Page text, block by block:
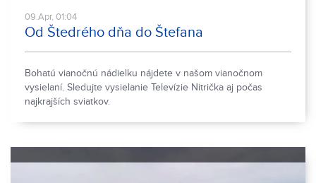
09.Apr, 01:04
Od Štedrého dňa do Štefana
Bohatú vianočnú nádielku nájdete v našom vianočnom
vysielaní. Sledujte vysielanie Televízie Nitrička aj počas
najkrajších sviatkov.